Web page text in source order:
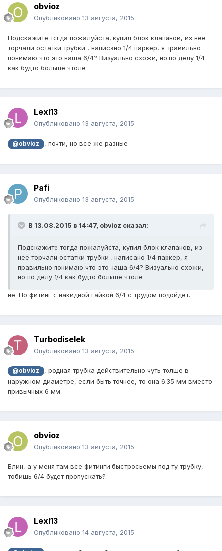
obvioz
Опубликовано 13 августа, 2015
Подскажите тогда пожалуйста, купил блок клапанов, из нее
торчали остатки трубки , написано 1/4 паркер, я правильно
понимаю что это наша 6/4? Визуально схожи, но по делу 1/4
как будто больше чтоле
Lexl13
Опубликовано 13 августа, 2015
@obvioz , почти, но все же разные
Pafi
Опубликовано 13 августа, 2015
В 13.08.2015 в 14:47, obvioz сказал:
Подскажите тогда пожалуйста, купил блок клапанов, из
нее торчали остатки трубки , написано 1/4 паркер, я
правильно понимаю что это наша 6/4? Визуально схожи,
но по делу 1/4 как будто больше чтоле
не. Но фитинг с накидной гайкой 6/4 с трудом подойдет.
Turbodiselek
Опубликовано 13 августа, 2015
@obvioz
, родная трубка действительно чуть толше в
наружном диаметре, если быть точнее, то она 6.35 мм вместо
привычных 6 мм.
obvioz
Опубликовано 13 августа, 2015
Блин, а у меня там все фитинги быстросьемы под ту трубку,
тобишь 6/4 будет пропускать?
Lexl13
Опубликовано 14 августа, 2015